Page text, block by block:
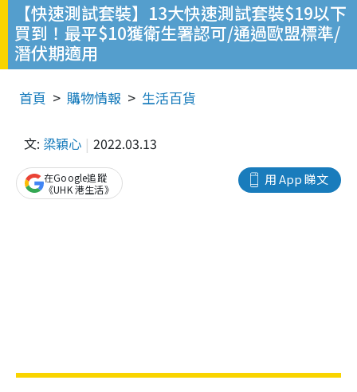
【快速測試套裝】13大快速測試套裝$19以下
買到！最平$10獲衛生署認可/通過歐盟標準/
潛伏期適用
首頁 購物情報 生活百貨
文: 梁穎心 2022.03.13
用 App 睇文
在Google追蹤
《UHK 港生活》